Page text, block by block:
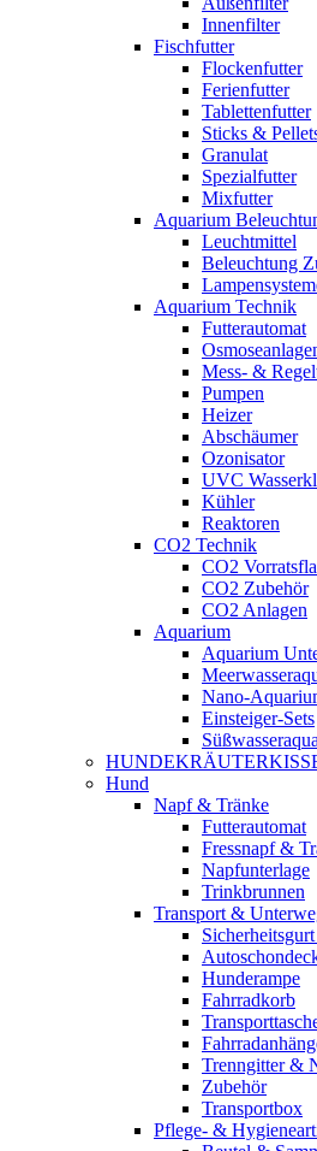
Innenfilter
Fischfutter
Flockenfutter
Ferienfutter
Tablettenfutter
Sticks &
Granulat
Spezialfutter
Mixfutter
Aquarium
Leuchtmittel
Beleuchtung
Aquarium Technik
Futterautomat
Mess- &
Pumpen
Heizer
Abschäumer
Ozonisator
UVC
Kühler
Reaktoren
CO2 Technik
CO2
CO2 Zubehör
CO2 Anlagen
Aquarium
Aquarium
Nano-
Einsteiger-Sets
Hund
Napf & Tränke
Futterautomat
Fressnapf &
Napfunterlage
Trinkbrunnen
Transport &
Hunderampe
Fahrradkorb
Trenngitter &
Zubehör
Transportbox
Pflege- &